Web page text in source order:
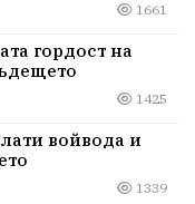
1661
гордост на
1425
войвода и
1339